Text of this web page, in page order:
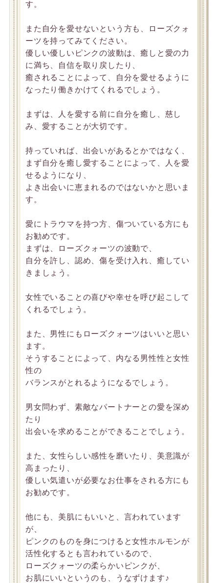
す。
また自分を愛せないという方も、ローズクォ
ーツを持ってみてください。
優しい優しいピンクの波動は、癒しと愛の力
に満ち、自信を取り戻したり、
癒されることによって、自分を愛せるように
なったり働きかけてくれるでしょう。
まずは、人を愛する前に自分を癒し、慈し
み、愛することが大切です。
持っていれば、出会いがあるとかではなく、
まず自分を癒し愛することによって、人を愛
せるようになり、
よき出会いに恵まれるのではないかと思いま
す。
愛にトラウマを持つ方、傷ついている方にも
お勧めです。
まずは、ローズクォーツの波動で、
自分を許し、認め、傷を受け入れ、癒してい
きましょう。
女性でいることの喜びや幸せを呼び起こして
くれるでしょう。
また、男性にもローズクォーツはいいと思い
ます。
そうすることによって、内なる男性性と女性
性の
バランスがとれるようになるでしょう。
男女問わず、素敵なパートナーとの愛を深め
たり
出会いを求めることができることでしょう。
また、女性らしい感性を磨いたり、美意識が
高まったり、
優しい気遣いが必要なお仕事をされる方にも
お勧めです。
他にも、美肌にもいいと、言われています
が、
ピンクのものを身につけると女性ホルモンが
活性化するとも言われているので、
ローズクォーツの柔らかいピンクが、
お肌にいいというのも、うなずけます♪